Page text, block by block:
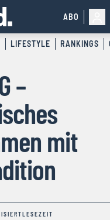
ABO
LIFESTYLE RANKINGS
–
mit
LESEZEIT